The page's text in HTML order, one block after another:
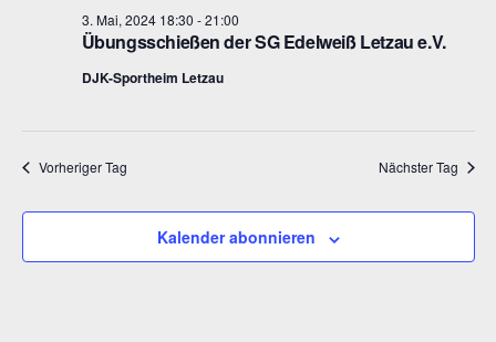
Übungsschießen der SG Edelweiß Letzau e.V.
3. Mai, 2024 18:30 -21:00
DJK-Sportheim Letzau
Vorheriger Tag Nächster Tag
Kalender abonnieren